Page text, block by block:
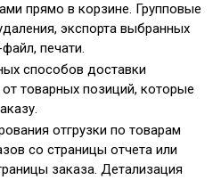
прямо в корзине. Групповые
экспорта выбранных
печати.
способов доставки
товарных позиций, которые
отгрузки по товарам
со страницы отчета или
заказа. Детализация